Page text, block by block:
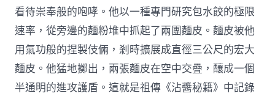
看待崇奉般的咆哮。他以一種專門研究包水餃的極限
速率，從旁邊的麵粉堆中抓起了兩團麵皮。麵皮被他
用氣功般的捏製伎倆，剎時擴展成直徑三公尺的宏大
麵皮。他猛地擲出，兩張麵皮在空中交疊，釀成一個
半通明的進攻護盾。這就是祖傳《沾醬秘籍》中記錄